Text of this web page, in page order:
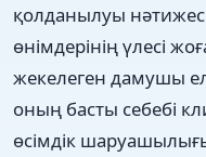
қолданылуы
өнімдерінің үлесі
жекелеген дамушы
оның басты себебі
өсімдік